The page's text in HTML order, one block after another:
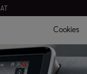
Cookies